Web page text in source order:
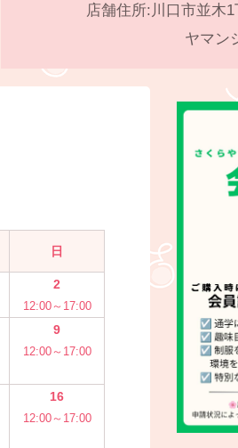
店舗住所:川口市並木
ヤマン
日
2
12:00～17:00
9
12:00～17:00
16
12:00～17:00